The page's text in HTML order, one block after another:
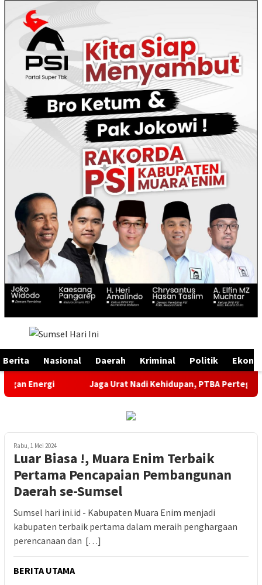
Menu
Mobile
Berita Nasional Daerah Kriminal Politik
Jaga Urat Nadi Kehidupan, PTBA Pertegas
Rabu, 1 Mei 2024
Luar Biasa !, Muara Enim Terbaik
Pertama Pencapaian Pembangunan
Daerah se-Sumsel
Sumsel hari ini.id - Kabupaten Muara Enim menjadi
kabupaten terbaik pertama dalam meraih penghargaan
perencanaan dan […]
BERITA UTAMA